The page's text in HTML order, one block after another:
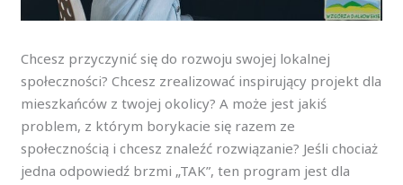
Chcesz przyczynić się do rozwoju swojej lokalnej
społeczności? Chcesz zrealizować inspirujący projekt dla
mieszkańców z twojej okolicy? A może jest jakiś
problem, z którym borykacie się razem ze
społecznością i chcesz znaleźć rozwiązanie? Jeśli chociaż
jedna odpowiedź brzmi „TAK”, ten program jest dla